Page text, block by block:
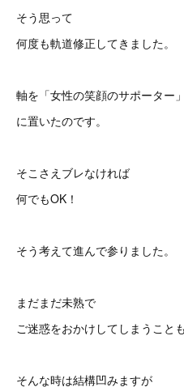
そう思って
何度も軌道修正してきました。
軸を「女性の笑顔のサポーター」
に置いたのです。
そこさえブレなければ
何でもOK！
そう考えて進んで参りました。
まだまだ未熟で
ご迷惑をおかけしてしまうこと
そんな時は結構凹みますが